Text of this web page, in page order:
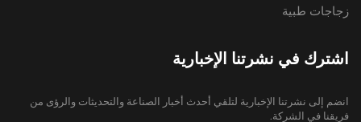
زجاجات طبية
اشترك في نشرتنا الإخبارية
انضم إلى نشرتنا الإخبارية لتلقي أحدث أخبار الصناعة والتحديثات والرؤى من
فريقنا في الشركة.